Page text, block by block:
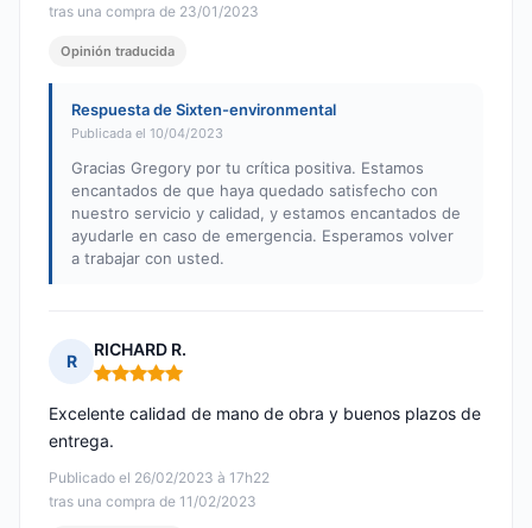
tras una compra de 23/01/2023
Opinión traducida
Respuesta de Sixten-environmental
Publicada el 10/04/2023
Gracias Gregory por tu crítica positiva. Estamos
encantados de que haya quedado satisfecho con
nuestro servicio y calidad, y estamos encantados de
ayudarle en caso de emergencia. Esperamos volver
a trabajar con usted.
R
RICHARD R.
Nota: 5 de 5
Publicado el 26/02/2023 à 17h22
tras una compra de 11/02/2023
Excelente calidad de mano de obra y buenos plazos de
entrega.